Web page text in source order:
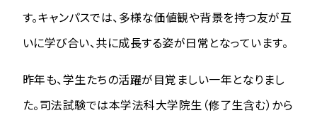
す。キャンパスでは、多様な価値観や背景を持つ友が互
いに学び合い、共に成長する姿が日常となっています。
昨年も、学生たちの活躍が目覚ましい一年となりまし
た。司法試験では本学法科大学院生（修了生含む）から